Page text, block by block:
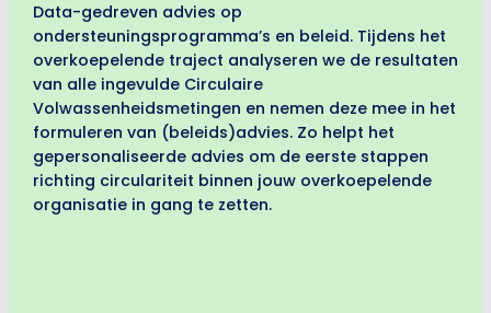
Data-gedreven advies op
ondersteuningsprogramma’s en beleid. Tijdens het
overkoepelende traject analyseren we de resultaten
van alle ingevulde Circulaire
Volwassenheidsmetingen en nemen deze mee in het
formuleren van (beleids)advies. Zo helpt het
gepersonaliseerde advies om de eerste stappen
richting circulariteit binnen jouw overkoepelende
organisatie in gang te zetten.